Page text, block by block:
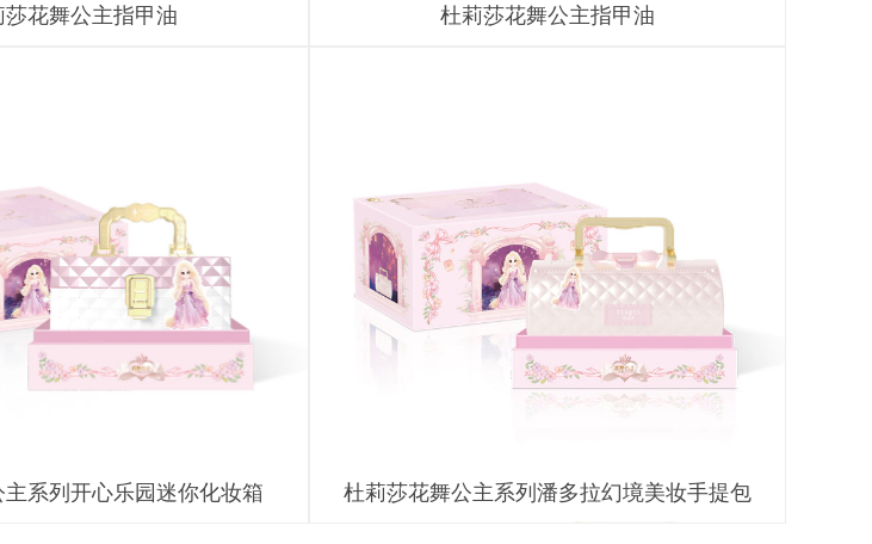
莎花舞公主指甲油 杜莉莎花舞公主指甲油
系列开心乐园迷你化妆箱 杜莉莎花舞公主系列潘多拉幻境美妆手提包